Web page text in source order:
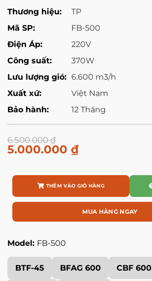
Thương hiệu:
TP
Mã SP:
FB-500
Điện Áp:
220V
Công suất:
370W
Lưu lượng gió: 6.600 m3/h
Xuất xứ:
Việt Nam
Bảo hành:
12 Tháng
6.500.000₫
5.000.000 ₫
THÊM VÀO GIỎ HÀNG
MUA HÀNG NGAY
Model: FB-500
BTF-45 BFAG 600 CBF 600